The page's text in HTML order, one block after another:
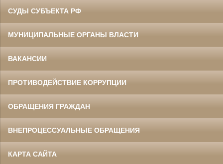
СУДЫ СУБЪЕКТА РФ
МУНИЦИПАЛЬНЫЕ ОРГАНЫ ВЛАСТИ
ВАКАНСИИ
ПРОТИВОДЕЙСТВИЕ КОРРУПЦИИ
ОБРАЩЕНИЯ ГРАЖДАН
ВНЕПРОЦЕССУАЛЬНЫЕ ОБРАЩЕНИЯ
КАРТА САЙТА